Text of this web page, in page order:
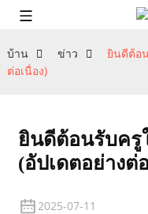
บ้าน ข่าว
ยินดีต้อ
ต่อเนื่อง)
ยินดีต้อนรับครู
(อัปเดตอย่างต่
2025-07-11